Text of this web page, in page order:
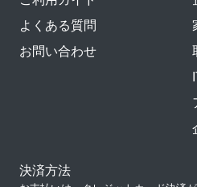
よくある質問
お問い合わせ
決済方法